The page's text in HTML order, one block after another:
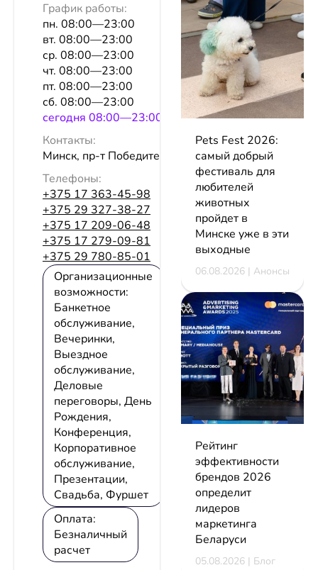
График работы:
пн. 08:00—23:00
вт. 08:00—23:00
ср. 08:00—23:00
чт. 08:00—23:00
пт. 08:00—23:00
сб. 08:00—23:00
сeгодня 08:00—23:00
Контакты:
Минск, пр-т Победителей, 111
Телефоны:
+375 17 363-45-98
+375 29 327-38-27
+375 17 209-06-48
+375 17 279-09-81
+375 29 780-85-01
Организационные
возможности:
Банкетное
обслуживание,
Вечеринки,
Выездное
обслуживание,
Деловые
переговоры, День
Рождения,
Конференция,
Корпоративное
обслуживание,
Презентации,
Свадьба, Фуршет
Оплата:
Безналичный
расчет
Pets Fest 2026:
самый добрый
фестиваль для
любителей
животных
пройдет в
Минске уже в эти
выходные
06.08.2026 | Анонсы
Рейтинг
эффективности
брендов 2026
определит
лидеров
маркетинга
Беларуси
05.08.2026 | Блог